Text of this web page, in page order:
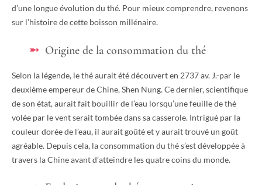
d’une longue évolution du thé. Pour mieux comprendre, revenons
sur l’histoire de cette boisson millénaire.
Origine de la consommation du thé
Selon la légende, le thé aurait été découvert en 2737 av. J.-par le
deuxième empereur de Chine, Shen Nung. Ce dernier, scientifique
de son état, aurait fait bouillir de l’eau lorsqu’une feuille de thé
volée par le vent serait tombée dans sa casserole. Intrigué par la
couleur dorée de l’eau, il aurait goûté et y aurait trouvé un goût
agréable. Depuis cela, la consommation du thé s’est développée à
travers la Chine avant d’atteindre les quatre coins du monde.